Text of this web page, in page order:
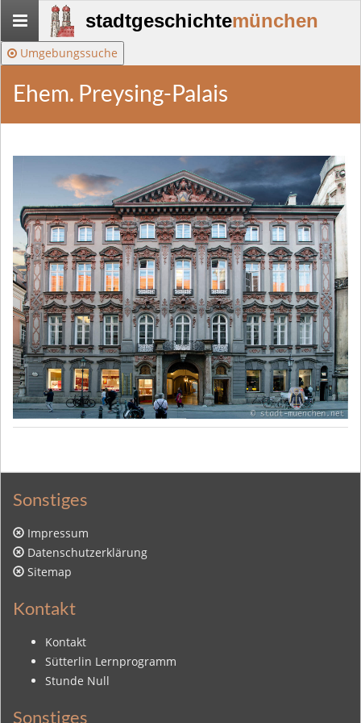
Stadtgeschichte-
München
stadtgeschichtemünchen
Umgebungssuche
Ehem. Preysing-Palais
Sonstiges
Impressum
Datenschutzerklärung
Sitemap
Kontakt
Kontakt
Sütterlin Lernprogramm
Stunde Null
Sonstiges